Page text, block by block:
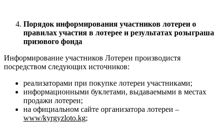
Порядок информирования участников лотереи о
правилах участия в лотерее и результатах розыграша
призового фонда
Информирование участников Лотереи производистя
посредством следующих источников:
реализаторами при покупке лотереи участниками;
информационными буклетами, выдаваемыми в местах
продажи лотереи;
на официальном сайте организатора лотереи –
www/kyrgyzloto.kg;